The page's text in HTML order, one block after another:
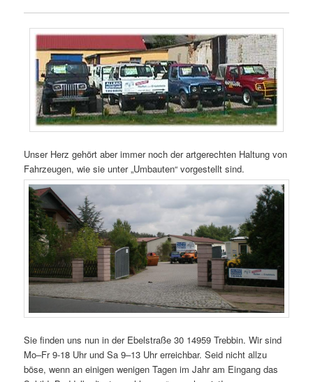
Unser Herz gehört aber immer noch der artgerechten Haltung von
Fahrzeugen, wie sie unter „Umbauten“ vorgestellt sind.
Sie finden uns nun in der Ebelstraße 30 14959 Trebbin. Wir sind
Mo–Fr 9-18 Uhr und Sa 9–13 Uhr erreichbar. Seid nicht allzu
böse, wenn an einigen wenigen Tagen im Jahr am Eingang das